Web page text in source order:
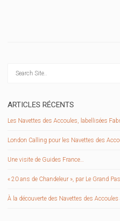
ARTICLES RÉCENTS
Les Navettes des Accoules, labellisées
London Calling pour les Navettes des
Une visite de Guides France…
« 20 ans de Chandeleur », par Le Grand
À la découverte des Navettes des Accoules